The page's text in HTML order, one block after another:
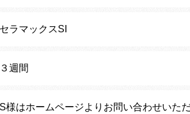
セラマックスSI
３週間
S様はホームページよりお問い合わせいた